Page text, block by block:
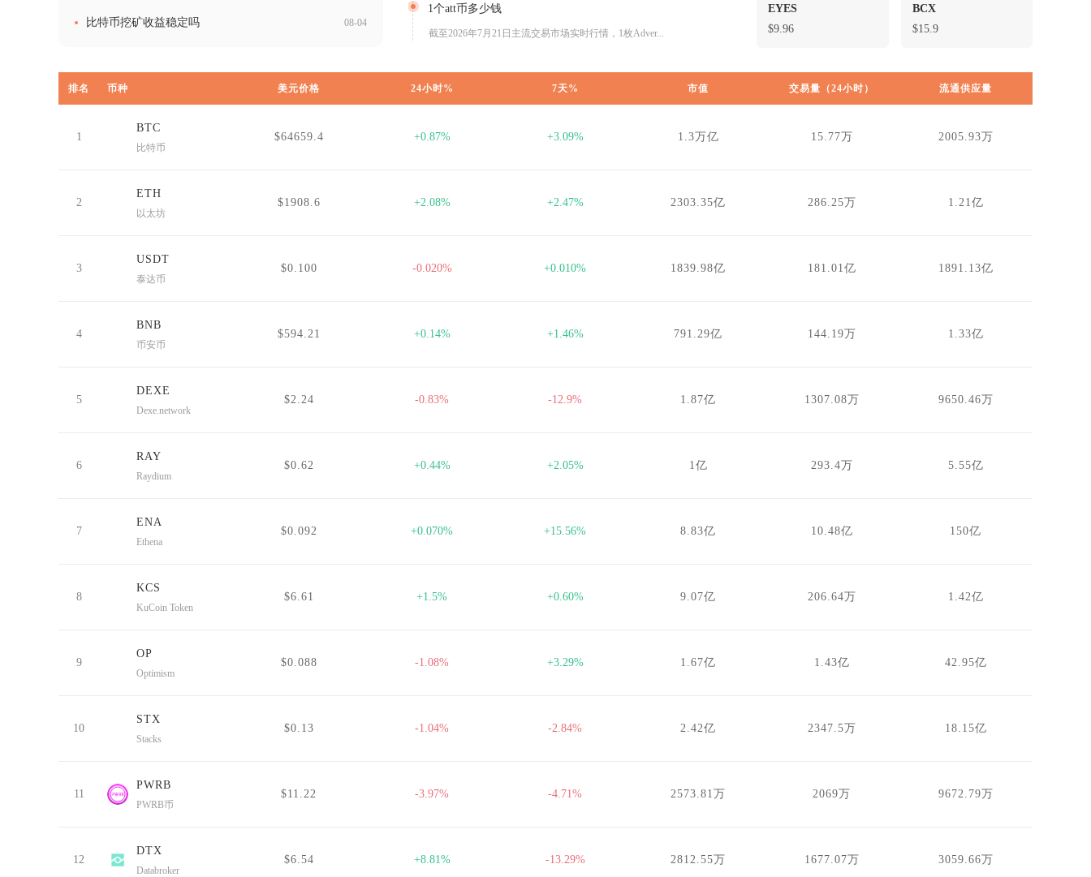
比特币挖矿收益稳定吗 08-04
1个att币多少钱
截至2026年7月21日主流交易市场实时行情，1枚Adver...
EYES
$9.96
BCX
$15.9
排名 币种 美元价格 24小时% 7天% 市值 交易量（24小时） 流通供应量
1
BTC
比特币
$64659.4 +0.87% +3.09% 1.3万亿 15.77万 2005.93万
2
ETH
以太坊
$1908.6 +2.08% +2.47% 2303.35亿 286.25万 1.21亿
3
USDT
泰达币
$0.100 -0.020% +0.010% 1839.98亿 181.01亿 1891.13亿
4
BNB
币安币
$594.21 +0.14% +1.46% 791.29亿 144.19万 1.33亿
5
DEXE
Dexe.network
$2.24 -0.83% -12.9% 1.87亿 1307.08万 9650.46万
6
RAY
Raydium
$0.62 +0.44% +2.05% 1亿 293.4万 5.55亿
7
ENA
Ethena
$0.092 +0.070% +15.56% 8.83亿 10.48亿 150亿
8
KCS
KuCoin Token
$6.61 +1.5% +0.60% 9.07亿 206.64万 1.42亿
9
OP
Optimism
$0.088 -1.08% +3.29% 1.67亿 1.43亿 42.95亿
10
STX
Stacks
$0.13 -1.04% -2.84% 2.42亿 2347.5万 18.15亿
11
PWRB
PWRB币
$11.22 -3.97% -4.71% 2573.81万 2069万 9672.79万
12
DTX
Databroker
$6.54 +8.81% -13.29% 2812.55万 1677.07万 3059.66万